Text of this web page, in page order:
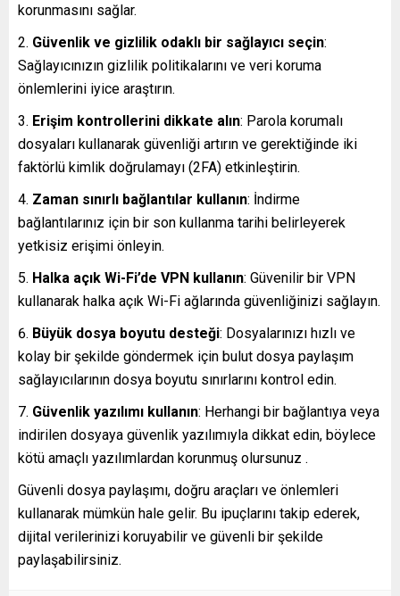
korunmasını sağlar.
Güvenlik ve gizlilik odaklı bir sağlayıcı seçin:
Sağlayıcınızın gizlilik politikalarını ve veri koruma
önlemlerini iyice araştırın.
Erişim kontrollerini dikkate alın: Parola korumalı
dosyaları kullanarak güvenliği artırın ve gerektiğinde iki
faktörlü kimlik doğrulamayı (2FA) etkinleştirin.
Zaman sınırlı bağlantılar kullanın: İndirme
bağlantılarınız için bir son kullanma tarihi belirleyerek
yetkisiz erişimi önleyin.
Halka açık Wi-Fi’de VPN kullanın: Güvenilir bir VPN
kullanarak halka açık Wi-Fi ağlarında güvenliğinizi sağlayın.
Büyük dosya boyutu desteği: Dosyalarınızı hızlı ve
kolay bir şekilde göndermek için bulut dosya paylaşım
sağlayıcılarının dosya boyutu sınırlarını kontrol edin.
Güvenlik yazılımı kullanın: Herhangi bir bağlantıya veya
indirilen dosyaya güvenlik yazılımıyla dikkat edin, böylece
kötü amaçlı yazılımlardan korunmuş olursunuz .
Güvenli dosya paylaşımı, doğru araçları ve önlemleri
kullanarak mümkün hale gelir. Bu ipuçlarını takip ederek,
dijital verilerinizi koruyabilir ve güvenli bir şekilde
paylaşabilirsiniz.